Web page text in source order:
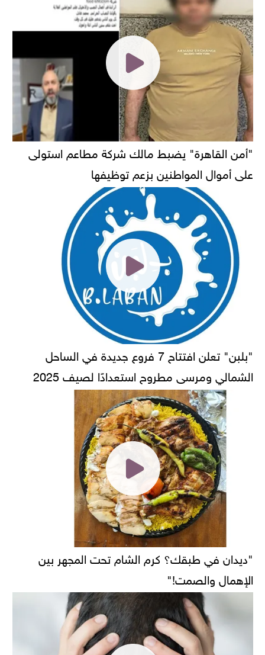
"أمن القاهرة" يضبط مالك شركة مطاعم استولى
على أموال المواطنين بزعم توظيفها
"بلبن" تعلن افتتاح 7 فروع جديدة في الساحل
الشمالي ومرسى مطروح استعدادًا لصيف 2025
"ديدان في طبقك؟ كرم الشام تحت المجهر بين
الإهمال والصمت!"